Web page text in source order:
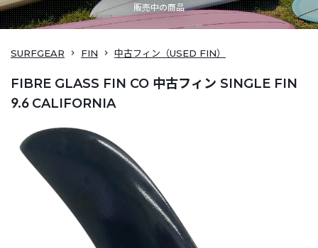
販売中の商品
SURFGEAR FIN 中古フィン（USED FIN）
FIBRE GLASS FIN CO 中古フィン SINGLE FIN
9.6 CALIFORNIA